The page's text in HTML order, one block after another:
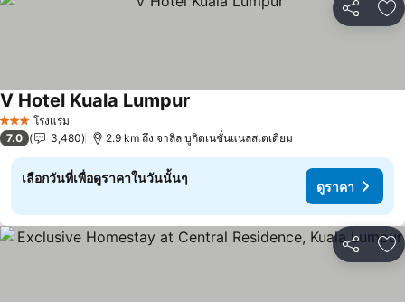
แชร์ เ
3 ดาว โรงแรม
V Hotel Kuala Lumpur
7.0 3,480 2.9 km ถึง จาลิล บูกิตเนชั่นแนลสเตเดียม
เลือกวันที่เพื่อดูราคาในวันนั้นๆ
ดูราคา
แชร์ เ